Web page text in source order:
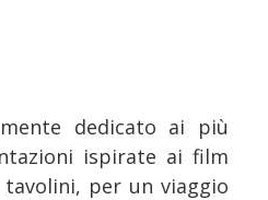
dedicato ai più
ispirate ai film
per un viaggio